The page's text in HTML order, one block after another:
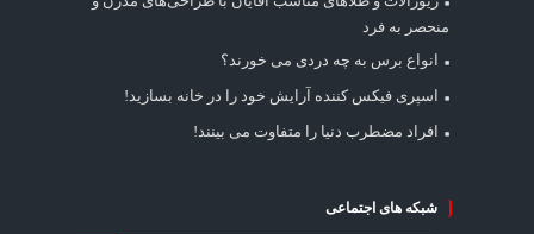
منحصر به فرد
انواع برس به چه دردی می خورند؟
اسپری فیکس کننده آرایش خود را در خانه بسازید!
افراد مضطرب دنیا را متفاوت می بینند!
شبکه های اجتماعی